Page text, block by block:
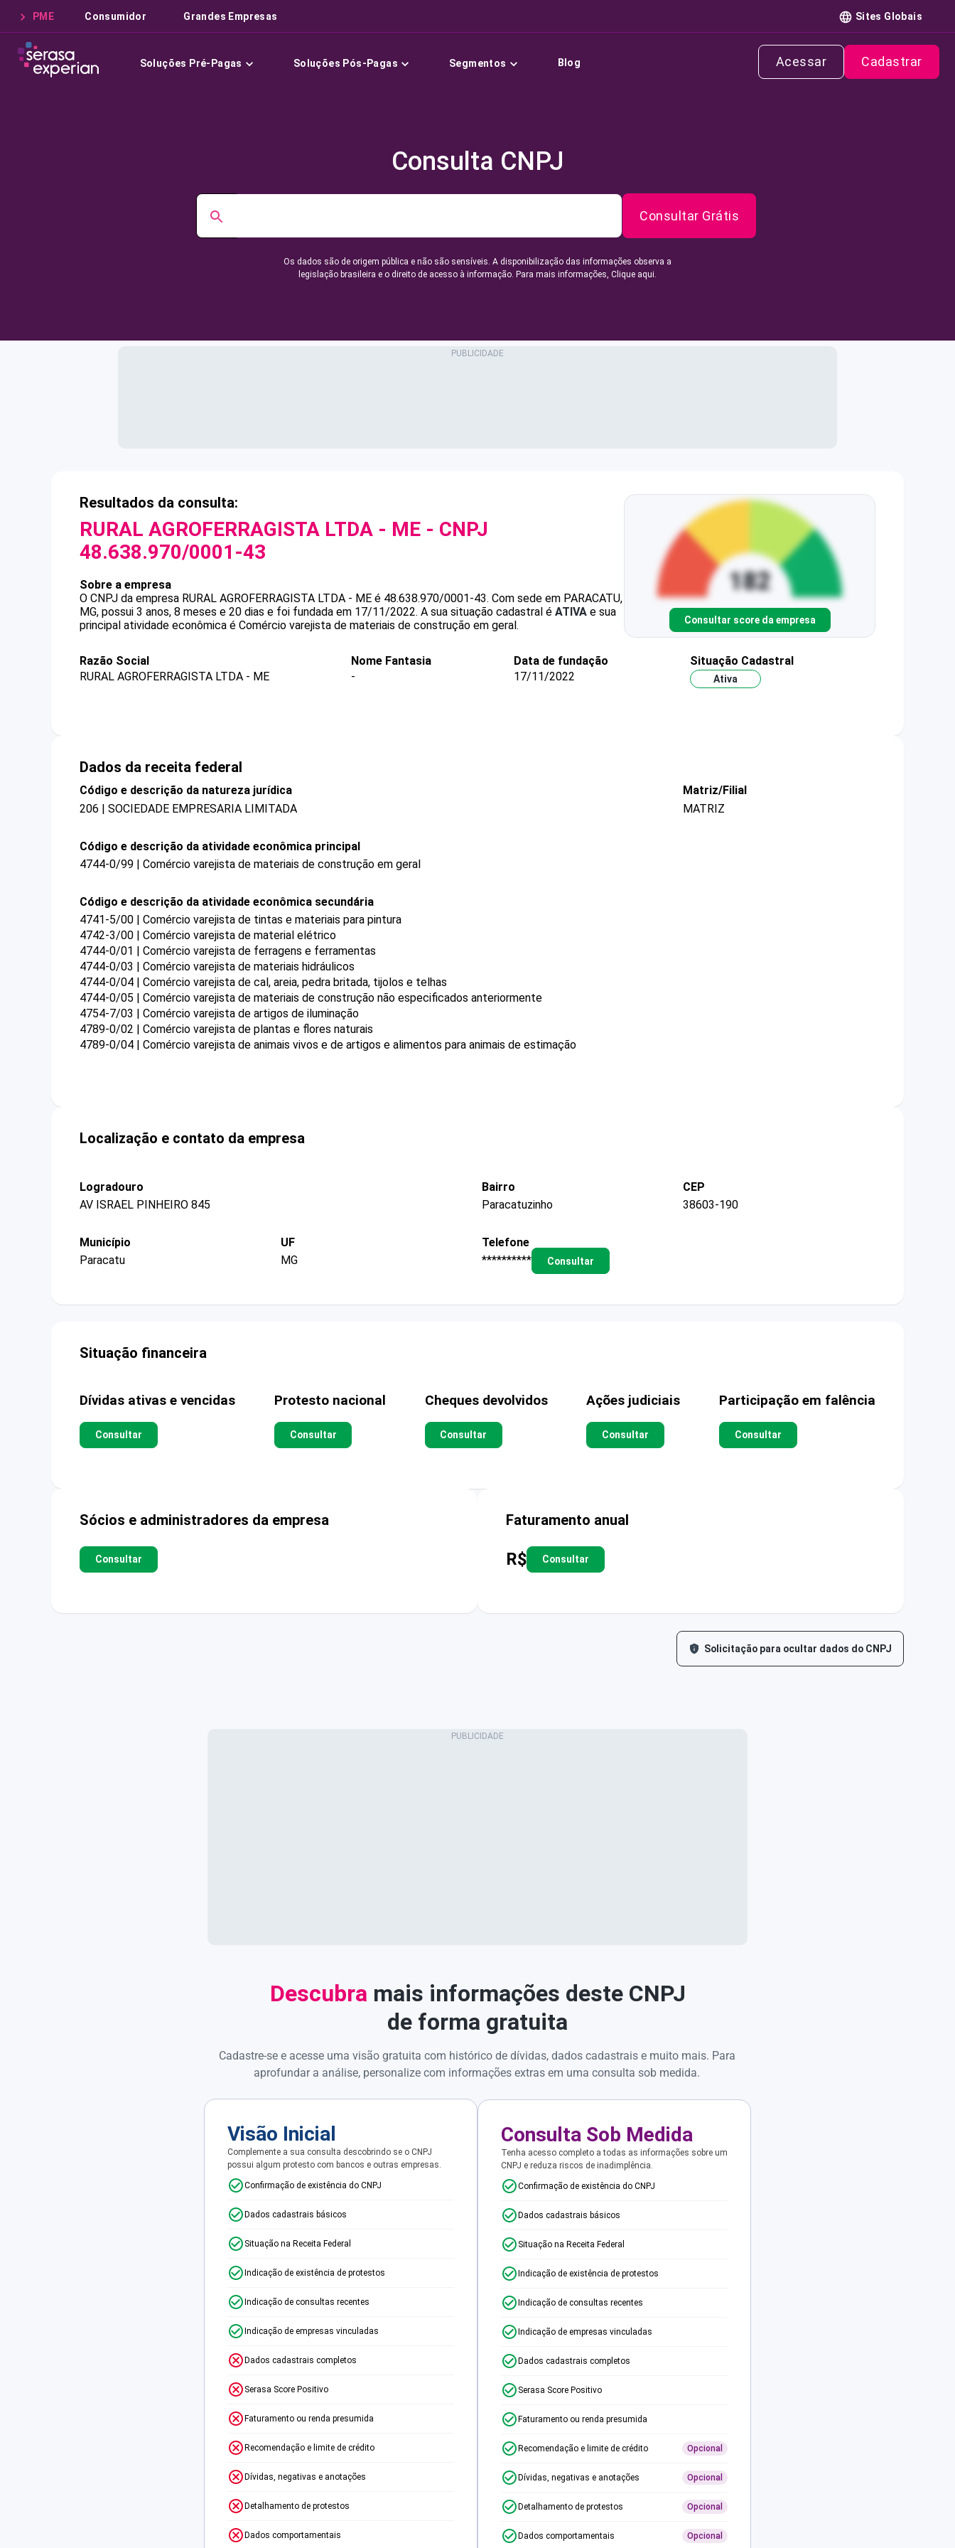
PME Consumidor Grandes Empresas Sites Globais
Soluções Pré-Pagas Soluções Pós-Pagas Segmentos Blog Acessar Cadastrar
Consulta CNPJ
Consultar Grátis
Os dados são de origem pública e não são sensíveis. A disponibilização das informações observa a
legislação brasileira e o direito de acesso à informação. Para mais informações, Clique aqui.
Resultados da consulta:
RURAL AGROFERRAGISTA LTDA - ME - CNPJ
48.638.970/0001-43
Sobre a empresa
O CNPJ da empresa RURAL AGROFERRAGISTA LTDA - ME é 48.638.970/0001-43. Com sede em PARACATU,
MG, possui 3 anos, 8 meses e 20 dias e foi fundada em 17/11/2022. A sua situação cadastral é ATIVA e sua
principal atividade econômica é Comércio varejista de materiais de construção em geral.
Consultar score da empresa
Razão Social
RURAL AGROFERRAGISTA LTDA - ME
Nome Fantasia
-
Data de fundação
17/11/2022
Situação Cadastral
Ativa
Dados da receita federal
Código e descrição da natureza jurídica
206 | SOCIEDADE EMPRESARIA LIMITADA
Matriz/Filial
MATRIZ
Código e descrição da atividade econômica principal
4744-0/99 | Comércio varejista de materiais de construção em geral
Código e descrição da atividade econômica secundária
4741-5/00 | Comércio varejista de tintas e materiais para pintura
4742-3/00 | Comércio varejista de material elétrico
4744-0/01 | Comércio varejista de ferragens e ferramentas
4744-0/03 | Comércio varejista de materiais hidráulicos
4744-0/04 | Comércio varejista de cal, areia, pedra britada, tijolos e telhas
4744-0/05 | Comércio varejista de materiais de construção não especificados anteriormente
4754-7/03 | Comércio varejista de artigos de iluminação
4789-0/02 | Comércio varejista de plantas e flores naturais
4789-0/04 | Comércio varejista de animais vivos e de artigos e alimentos para animais de estimação
Localização e contato da empresa
Logradouro
AV ISRAEL PINHEIRO 845
Bairro
Paracatuzinho
CEP
38603-190
Município
Paracatu
UF
MG
Telefone
**********
Consultar
Situação financeira
Dívidas ativas e vencidas
Consultar
Protesto nacional
Consultar
Cheques devolvidos
Consultar
Ações judiciais
Consultar
Participação em falência
Consultar
Sócios e administradores da empresa
Consultar
Faturamento anual
R$ Consultar
Solicitação para ocultar dados do CNPJ
Descubra mais informações deste CNPJ
de forma gratuita
Cadastre-se e acesse uma visão gratuita com histórico de dívidas, dados cadastrais e muito mais. Para
aprofundar a análise, personalize com informações extras em uma consulta sob medida.
Visão Inicial
Complemente a sua consulta descobrindo se o CNPJ
possui algum protesto com bancos e outras empresas.
Confirmação de existência do CNPJ
Dados cadastrais básicos
Situação na Receita Federal
Indicação de existência de protestos
Indicação de consultas recentes
Indicação de empresas vinculadas
Dados cadastrais completos
Serasa Score Positivo
Faturamento ou renda presumida
Recomendação e limite de crédito
Dívidas, negativas e anotações
Detalhamento de protestos
Dados comportamentais
Consulta Sob Medida
Tenha acesso completo a todas as informações sobre um
CNPJ e reduza riscos de inadimplência.
Confirmação de existência do CNPJ
Dados cadastrais básicos
Situação na Receita Federal
Indicação de existência de protestos
Indicação de consultas recentes
Indicação de empresas vinculadas
Dados cadastrais completos
Serasa Score Positivo
Faturamento ou renda presumida
Recomendação e limite de crédito Opcional
Dívidas, negativas e anotações Opcional
Detalhamento de protestos Opcional
Dados comportamentais Opcional